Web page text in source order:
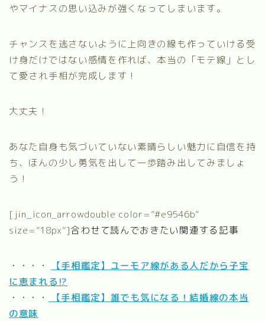
やマイナスの思い込みが強くなってしまいます。
チャンスを逃さないように上向きの線も作っていける受
け身だけではない感情を作れば、本当の「モテ線」とし
て愛され手相が完成します！
大丈夫！
あなた自身も気づいていない素晴らしい魅力に自信を持
ち、ほんの少し勇気を出して一歩踏み出してみましょ
う！
[jin_icon_arrowdouble color=”#e9546b”
size=”18px”]合わせて読んでおきたい関連する記事
・・・・ 【手相鑑定】 ユーモア線がある人だから子宝
に恵まれる!?
・・・・
【手相鑑定】 誰でも気になる！結婚線の本当
の意味